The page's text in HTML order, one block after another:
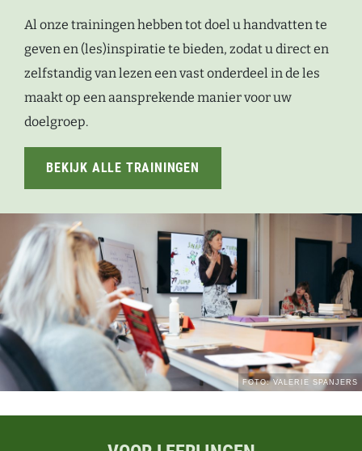
Al onze trainingen hebben tot doel u handvatten te
geven en (les)inspiratie te bieden, zodat u direct en
zelfstandig van lezen een vast onderdeel in de les
maakt op een aansprekende manier voor uw
doelgroep.
BEKIJK ALLE TRAININGEN